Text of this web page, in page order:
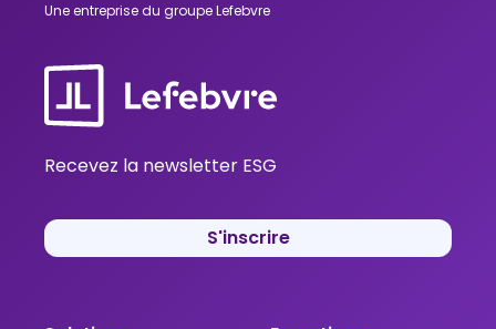
Une entreprise du groupe Lefebvre
Recevez la newsletter ESG
S'inscrire